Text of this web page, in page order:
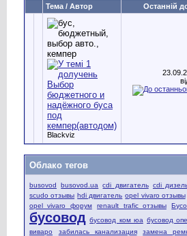
Тема / Автор Останній
Выбор
бюджетного и
надёжного буса
под
кемпер(автодом)
Blackviz
Облако тегов
busovod busovod.ua cdi двигатель cdi
scudo отзывы hdi двигатель opel vivaro отзывы
opel vivaro форум
renault trafic отзывы
бусовод бусовод ком юа бусовод
виваро
забилась канализация
замена